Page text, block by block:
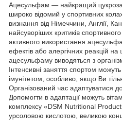
Ацесульфам — найкращий
широко відомий у спортивних
визнання від Німеччини, Англії,
найсуворіших критиків
активного використання
ефектів або алергічних реакцій
ацесульфаму виводяться з
Інтенсивні заняття спортом
імунітетом, особливо, якщо Ви
Організований час адаптуватися
Допомогти в адаптації можуть
комплексу «DSM Nutritional
урсоловою кислотою, великою